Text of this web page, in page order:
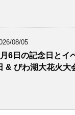
08/05
6日の記念日とイ
& びわ湖大花火大